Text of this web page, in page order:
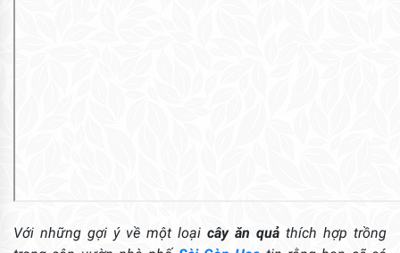
Với những gợi ý về một loại cây ăn quả thích hợp trồng